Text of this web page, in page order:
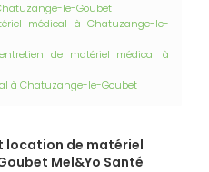
le-Goubet
médical à Chatuzange-le-
de matériel médical à
à Chatuzange-le-Goubet
location de matériel
Mel&Yo Santé